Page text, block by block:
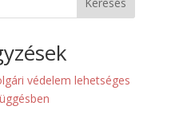
védelem lehetséges